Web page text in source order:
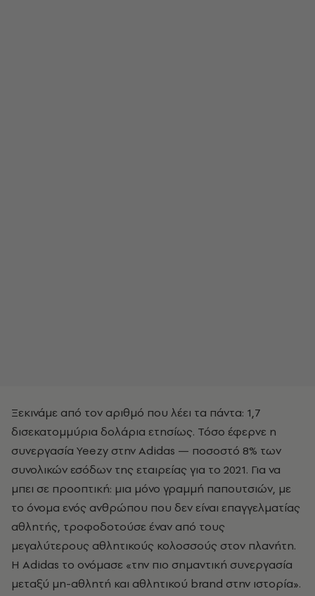
Ξεκινάμε από τον αριθμό που λέει τα πάντα: 1,7
δισεκατομμύρια δολάρια ετησίως. Τόσο έφερνε η
συνεργασία Yeezy στην Adidas — ποσοστό 8% των
συνολικών εσόδων της εταιρείας για το 2021. Για να
μπει σε προοπτική: μια μόνο γραμμή παπουτσιών, με
το όνομα ενός ανθρώπου που δεν είναι επαγγελματίας
αθλητής, τροφοδοτούσε έναν από τους
μεγαλύτερους αθλητικούς κολοσσούς στον πλανήτη.
Η Adidas το ονόμασε «την πιο σημαντική συνεργασία
μεταξύ μη-αθλητή και αθλητικού brand στην ιστορία».